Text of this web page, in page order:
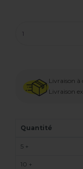
Livraison à
Livraison
Quantité
5 +
10 +